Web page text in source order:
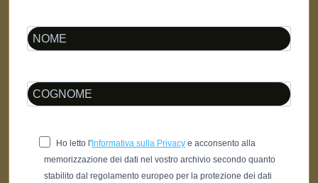
Ho letto l'Informativa sulla Privacy e acconsento alla
memorizzazione dei dati nel vostro archivio secondo quanto
stabilito dal regolamento europeo per la protezione dei dati